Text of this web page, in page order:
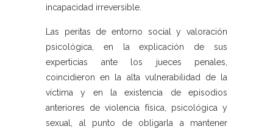
incapacidad irreversible.
Las peritas de entorno social y valoración
psicológica, en la explicación de sus
experticias ante los jueces penales,
coincidieron en la alta vulnerabilidad de la
víctima y en la existencia de episodios
anteriores de violencia física, psicológica y
sexual, al punto de obligarla a mantener